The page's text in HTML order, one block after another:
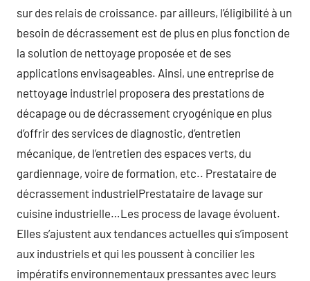
sur des relais de croissance. par ailleurs, l’éligibilité à un
besoin de décrassement est de plus en plus fonction de
la solution de nettoyage proposée et de ses
applications envisageables. Ainsi, une entreprise de
nettoyage industriel proposera des prestations de
décapage ou de décrassement cryogénique en plus
d’offrir des services de diagnostic, d’entretien
mécanique, de l’entretien des espaces verts, du
gardiennage, voire de formation, etc.. Prestataire de
décrassement industrielPrestataire de lavage sur
cuisine industrielle…Les process de lavage évoluent.
Elles s’ajustent aux tendances actuelles qui s’imposent
aux industriels et qui les poussent à concilier les
impératifs environnementaux pressantes avec leurs